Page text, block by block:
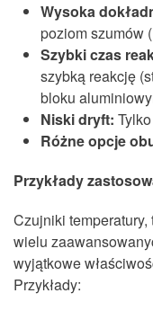
Wysoka
poziom szumów
Szybki czas
szybką reakcję
bloku
Niski dryft:
Różne opcje
Przykłady
Czujniki
wielu
wyjątkowe
Przykłady: